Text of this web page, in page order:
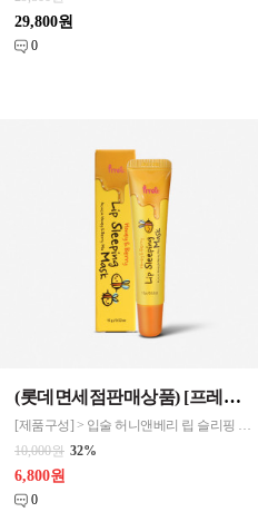
29,800원
0
(롯데면세점판매상품) [프레티] 입술 허니앤베리 립 슬리핑 마스크 립케어 1
[제품구성] > 입술 허니앤베리 립 슬리핑 마스크 1EA [제품규격] > 26*26*120mm [제품특징] > 밤사이 건조한 입술에 생기를 주는 립 슬링핑 마스크 > 반짝밪짝 윤기나게, 지친 피부를 생기있게, 피부속까지 촉촉하게
10,000원 32%
6,800원
0